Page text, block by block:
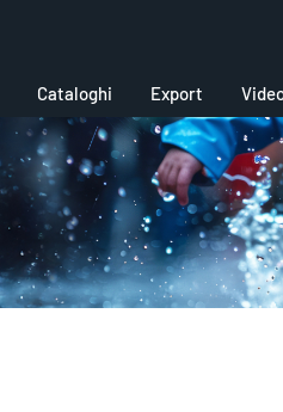
Cataloghi Export